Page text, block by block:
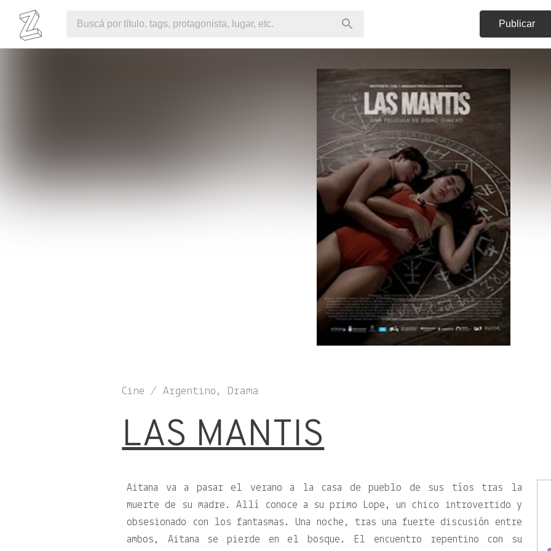
Publicar
Cine / Argentino, Drama
LAS MANTIS
Aitana va a pasar el verano a la casa de pueblo de sus tíos tras la
muerte de su madre. Allí conoce a su primo Lope, un chico introvertido y
obsesionado con los fantasmas. Una noche, tras una fuerte discusión entre
ambos, Aitana se pierde en el bosque. El encuentro repentino con su